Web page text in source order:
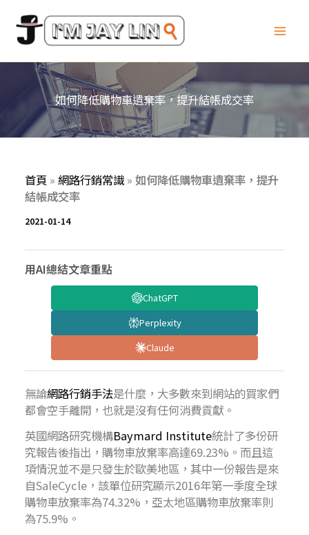
要
如何降低購物車遺棄率，提升結帳成交率
首頁 »網路行銷常識 »如何降低購物車遺棄率，提升
結帳成交率
2021-01-14
用AI總結文章重點
ChatGPT
Perplexity
Claude
無論網路行銷手法是什麼，大多數來到網站的買家們
都會空手離開，也就是沒有任何消費貢獻。
英國網路研究機構Baymard Institute統計了多份研
究報告後指出，購物車放棄率高達69.23%。而且這
項情況並不是只發生於歐美地區，其中一份報告是來
自SaleCycle，該單位研究顯示2016年第一季度全球
購物車放棄率為74.32%，亞太地區購物車放棄率則
為75.9%。